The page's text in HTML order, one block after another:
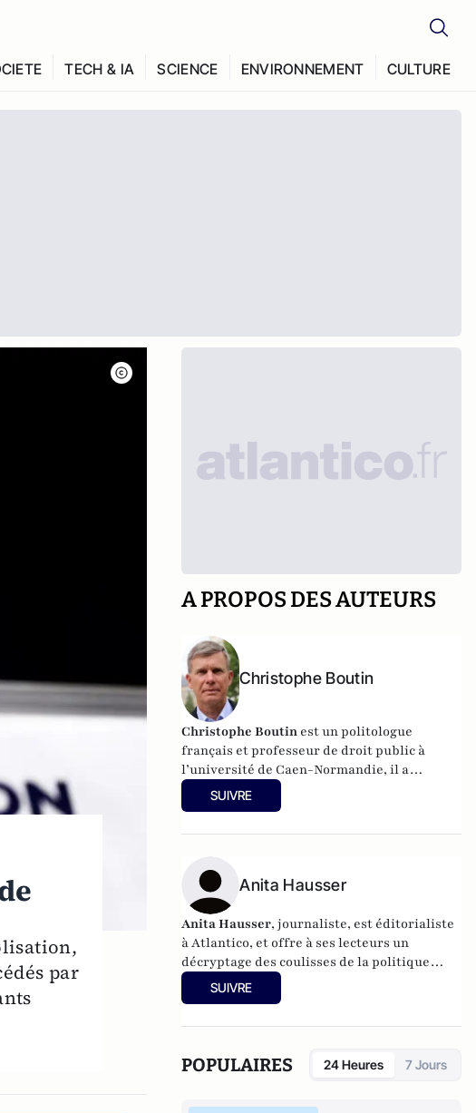
TECH & IA SCIENCE ENVIRONNEMENT CULTURE
par
A PROPOS DES AUTEURS
Christophe Boutin
Christophe Boutin est un politologue
français et professeur de droit public à
l’université de Caen-Normandie, il a
notamment publié
XXe siècle(Flammarion 2009) et co-
progressisme(Seuil 2022). Christophe
Boutin est membre de la Fondation du Pont-
Neuf.
SUIVRE
Anita Hausser
Anita Hausser, journaliste, est éditorialiste
à Atlantico, et offre à ses lecteurs un
décryptage des coulisses de la politique
française et internationale. Elle a
notamment publié
députée, un homme comme les autres ?
(2014) etBruno Le Maire, l'Affranchi
SUIVRE
POPULAIRES 24 Heures 7 Jours